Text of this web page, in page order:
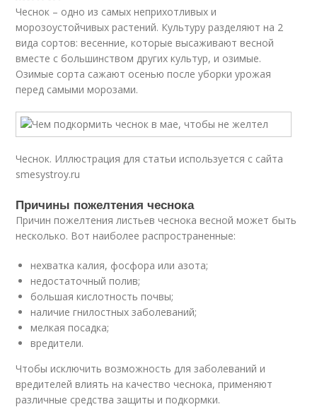
Чеснок – одно из самых неприхотливых и
морозоустойчивых растений. Культуру разделяют на 2
вида сортов: весенние, которые высаживают весной
вместе с большинством других культур, и озимые.
Озимые сорта сажают осенью после уборки урожая
перед самыми морозами.
Чеснок. Иллюстрация для статьи используется с сайта
smesystroy.ru
Причины пожелтения чеснока
Причин пожелтения листьев чеснока весной может быть
несколько. Вот наиболее распространенные:
нехватка калия, фосфора или азота;
недостаточный полив;
большая кислотность почвы;
наличие гнилостных заболеваний;
мелкая посадка;
вредители.
Чтобы исключить возможность для заболеваний и
вредителей влиять на качество чеснока, применяют
различные средства защиты и подкормки.